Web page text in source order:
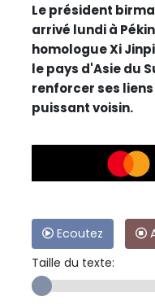
Le président
arrivé lundi à
homologue Xi
le pays d'Asie du
renforcer ses
puissant voisin.
Ecoutez
Taille du texte: